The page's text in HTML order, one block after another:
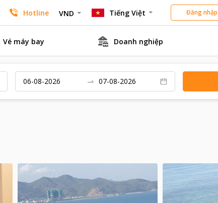
Hotline VND Tiếng Việt Đăng nhập
Vé máy bay Doanh nghiệp